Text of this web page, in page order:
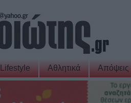
Lifestyle Αθλητικά Απόψεις